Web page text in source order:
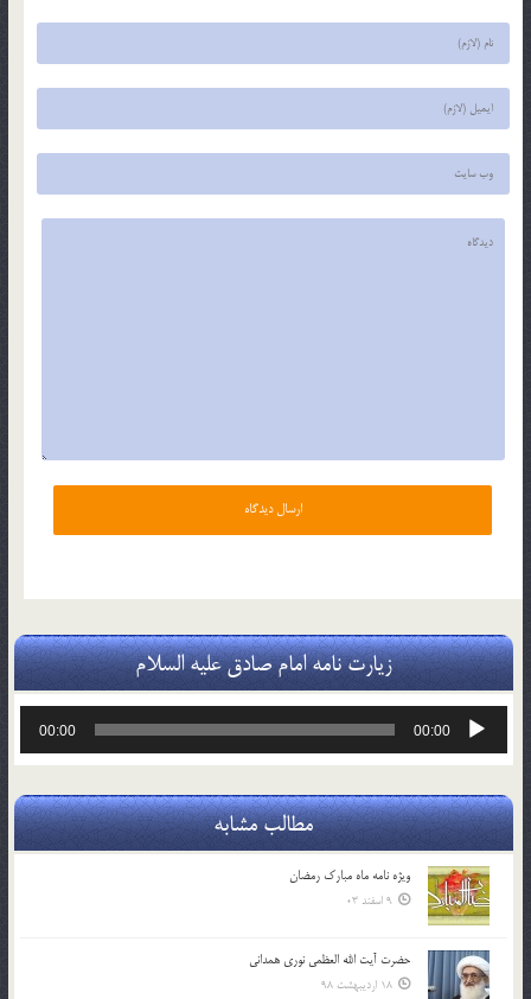
زیارت نامه امام صادق علیه السلام
پخش‌کننده
00:00
00:00
مطالب مشابه
ویژه نامه ماه مبارک رمضان
9 اسفند 03
حضرت آیت الله العظمی نوری همدانی
18 اردیبهشت 98